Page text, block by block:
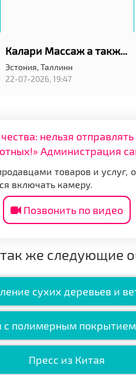
Калари Массаж а также классический шведский
Эстония,Таллинн
22-07-2026, 19:47
нельзя отправлять
Администрация
товаров и услуг,
включать камеру.
Позвонить по видео
же следующие
сухих деревьев и
с полимерным
Пресс из Китая